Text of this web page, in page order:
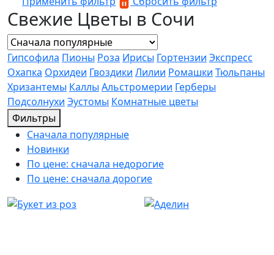
Свежие Цветы в Сочи
Гипсофила Пионы Роза Ирисы Гортензии Экспресс
Охапка Орхидеи Гвоздики Лилии Ромашки Тюльпаны
Хризантемы Каллы Альстромерии Герберы
Подсолнухи Эустомы Комнатные цветы
Фильтры
Сначала популярные
Новинки
По цене: сначала недорогие
По цене: сначала дорогие